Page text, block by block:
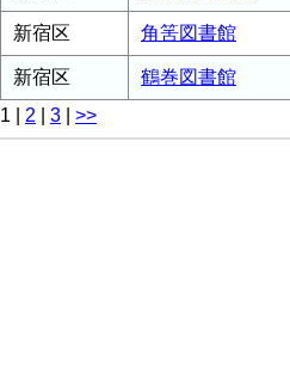
新宿区 角筈図書館
新宿区
鶴巻図書館
1
2 3 >>